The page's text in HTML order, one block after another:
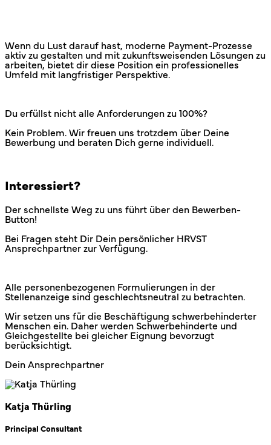
Wenn du Lust darauf hast, moderne Payment-Prozesse
aktiv zu gestalten und mit zukunftsweisenden Lösungen zu
arbeiten, bietet dir diese Position ein professionelles
Umfeld mit langfristiger Perspektive.
Du erfüllst nicht alle Anforderungen zu 100%?
Kein Problem. Wir freuen uns trotzdem über Deine
Bewerbung und beraten Dich gerne individuell.
Interessiert?
Der schnellste Weg zu uns führt über den Bewerben-
Button!
Bei Fragen steht Dir Dein persönlicher HRVST
Ansprechpartner zur Verfügung.
Alle personenbezogenen Formulierungen in der
Stellenanzeige sind geschlechtsneutral zu betrachten.
Wir setzen uns für die Beschäftigung schwerbehinderter
Menschen ein. Daher werden Schwerbehinderte und
Gleichgestellte bei gleicher Eignung bevorzugt
berücksichtigt.
Dein Ansprechpartner
Katja Thürling
Principal Consultant